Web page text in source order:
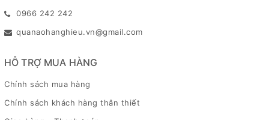
0966 242 242
quanaohanghieu.vn@gmail.com
HỖ TRỢ MUA HÀNG
Chính sách mua hàng
Chính sách khách hàng thân thiết